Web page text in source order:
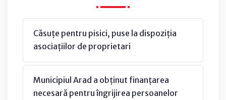
Căsuțe pentru pisici, puse la dispoziția
asociațiilor de proprietari
Municipiul Arad a obținut finanțarea
necesară pentru îngrijirea persoanelor